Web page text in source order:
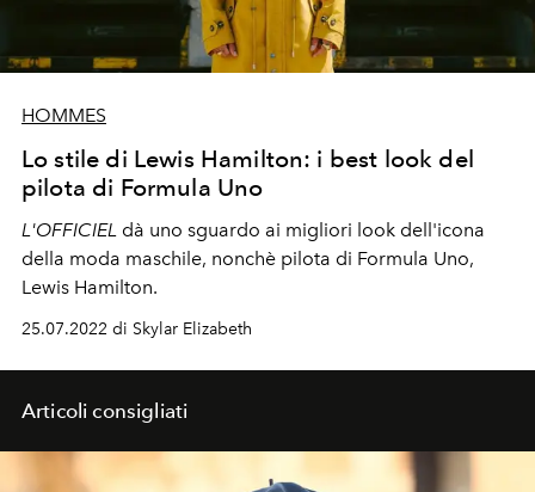
HOMMES
Lo stile di Lewis Hamilton: i best look del
pilota di Formula Uno
L'OFFICIEL dà uno sguardo ai migliori look dell'icona
della moda maschile, nonchè pilota di Formula Uno,
Lewis Hamilton.
25.07.2022 di Skylar Elizabeth
Articoli consigliati